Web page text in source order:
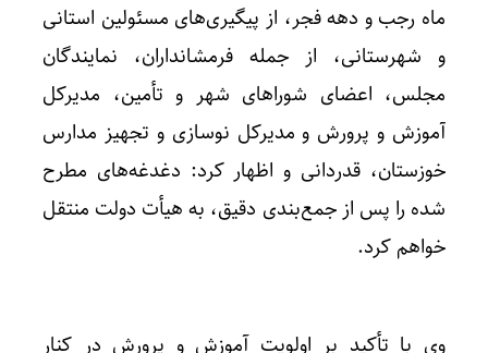
ماه رجب و دهه فجر، از پیگیری‌های مسئولین استانی
و شهرستانی، از جمله فرمشانداران، نمایندگان
مجلس، اعضای شوراهای شهر و تأمین، مدیرکل
آموزش و پرورش و مدیرکل نوسازی و تجهیز مدارس
خوزستان، قدردانی و اظهار کرد: دغدغه‌های مطرح
شده را پس از جمع‌بندی دقیق، به هیأت دولت منتقل
خواهم کرد.
وی با تأکید بر اولویت آموزش و پرورش در کنار